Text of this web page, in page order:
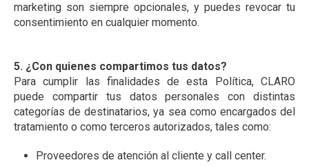
marketing son siempre opcionales, y puedes revocar tu
consentimiento en cualquier momento.
5. ¿Con quienes compartimos tus datos?
Para cumplir las finalidades de esta Política, CLARO
puede compartir tus datos personales con distintas
categorías de destinatarios, ya sea como encargados del
tratamiento o como terceros autorizados, tales como:
Proveedores de atención al cliente y call center.